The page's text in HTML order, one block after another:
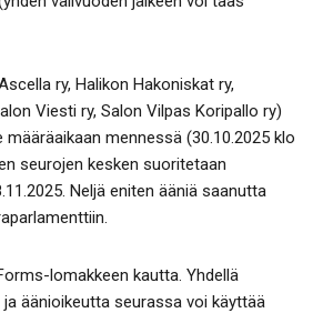
ry, Halikon Hakoniskat ry,
Viesti ry, Salon Vilpas Koripallo ry)
mennessä (30.10.2025 klo
seurojen kesken suoritetaan
Neljä eniten ääniä saanutta
lomakkeen kautta. Yhdellä
äänioikeutta seurassa voi käyttää